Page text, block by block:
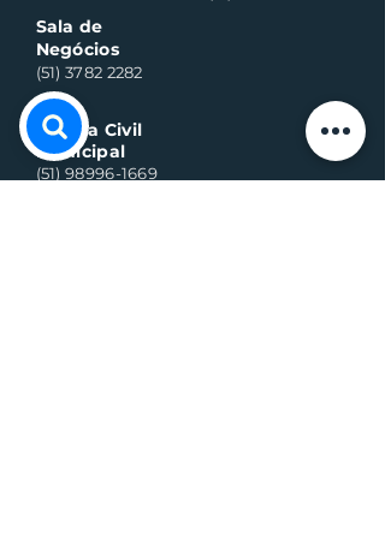
Sala de
Negócios
(51) 3782 2282
Defesa Civil
Municipal
(51) 98996-1669